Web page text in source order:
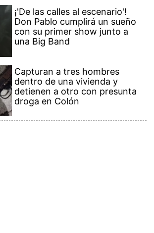
¡'De las calles al escenario'!
Don Pablo cumplirá un sueño
con su primer show junto a
una Big Band
Capturan a tres hombres
dentro de una vivienda y
detienen a otro con presunta
droga en Colón